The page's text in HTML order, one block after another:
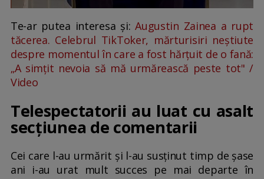
Te-ar putea interesa și:Augustin Zainea a rupt
tăcerea. Celebrul TikToker, mărturisiri neștiute
despre momentul în care a fost hărțuit de o fană:
„A simțit nevoia să mă urmărească peste tot" /
Video
Telespectatorii au luat cu asalt
secțiunea de comentarii
Cei care l-au urmărit și l-au susținut timp de șase
ani i-au urat mult succes pe mai departe în